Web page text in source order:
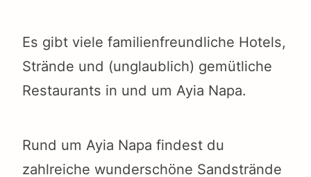
Es gibt viele familienfreundliche Hotels,
Strände und (unglaublich) gemütliche
Restaurants in und um Ayia Napa.
Rund um Ayia Napa findest du
zahlreiche wunderschöne Sandstrände